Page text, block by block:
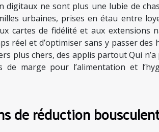
digitaux ne sont plus une lubie de
urbaines, prises en étau entre
cartes de fidélité et aux extensions
réel et d’optimiser sans y passer
plus chers, des applis partout Qui n’a
marge pour l’alimentation et
de réduction